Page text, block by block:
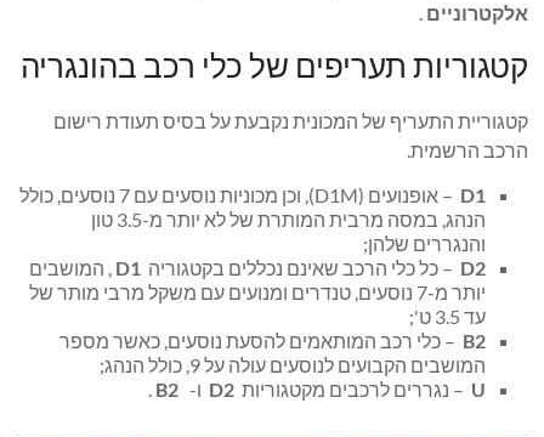
אלקטרוניים .
קטגוריות תעריפים של כלי רכב בהונגריה
קטגוריית התעריף של המכונית נקבעת על בסיס תעודת רישום
הרכב הרשמית.
D1
– אופנועים (D1M), וכן מכוניות נוסעים עם 7 נוסעים, כולל
הנהג, במסה מרבית המותרת של לא יותר מ-3.5 טון
והנגררים שלהן;
D2 – כל כלי הרכב שאינם נכללים בקטגוריהD1 , המושבים
יותר מ-7 נוסעים, טנדרים ומנועים עם משקל מרבי מותר של
עד 3.5 ט';
B2 – כלי רכב המותאמים להסעת נוסעים, כאשר מספר
המושבים הקבועים לנוסעים עולה על 9, כולל הנהג;
U – נגררים לרכבים מקטגוריותD2 ו- B2
.